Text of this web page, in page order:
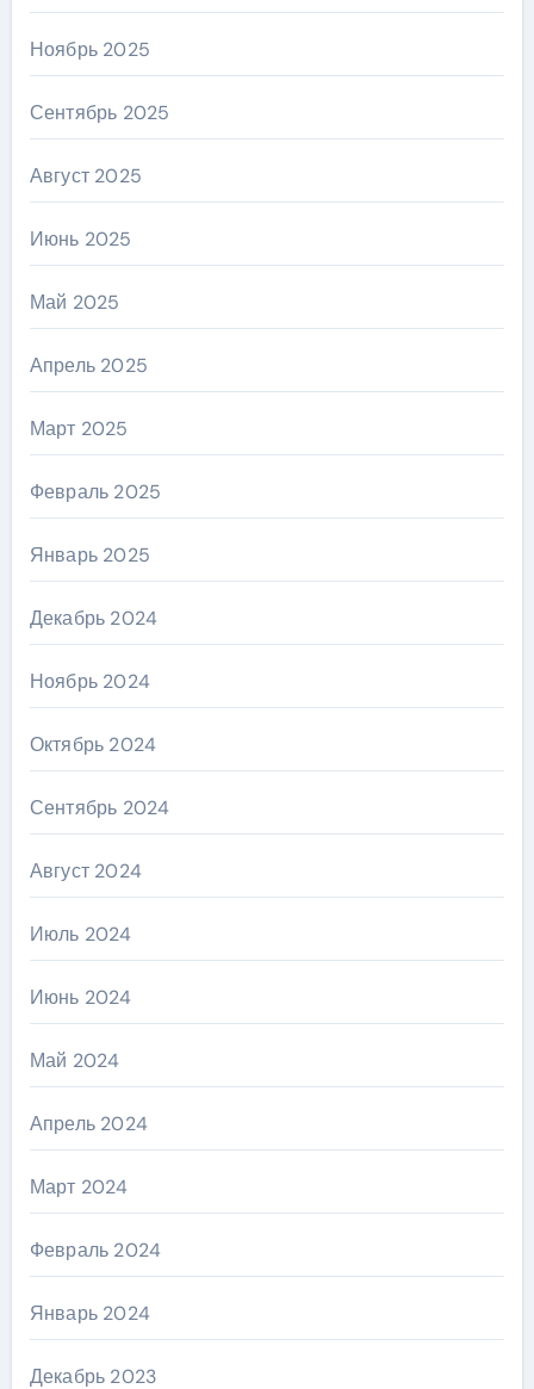
Ноябрь 2025
Сентябрь 2025
Август 2025
Июнь 2025
Май 2025
Апрель 2025
Март 2025
Февраль 2025
Январь 2025
Декабрь 2024
Ноябрь 2024
Октябрь 2024
Сентябрь 2024
Август 2024
Июль 2024
Июнь 2024
Май 2024
Апрель 2024
Март 2024
Февраль 2024
Январь 2024
Декабрь 2023